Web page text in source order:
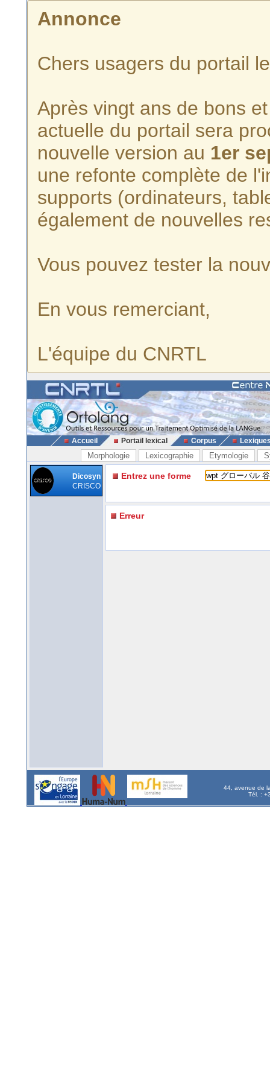
Annonce
Chers usagers du portail
Après vingt ans de bons
actuelle du portail sera
nouvelle version au 1er
une refonte complète de
supports (ordinateurs,
également de nouvelles
Vous pouvez tester la
En vous remerciant,
L'équipe du CNRTL
Accueil Portail lexical Corpus
Morphologie Lexicographie Etymologie
Dicosyn
CRISCO
Entrez une forme
Erreur
44, avenue de
Tél. :